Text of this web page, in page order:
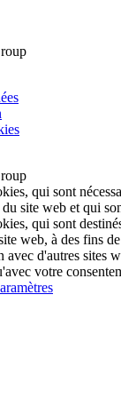
qui sont
site web et qui
qui sont
web, à des fins
d'autres sites
votre